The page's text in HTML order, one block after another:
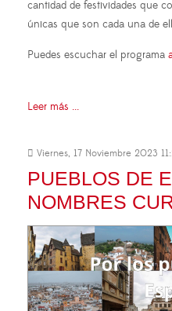
cantidad de festividades que
únicas que son cada una de
Puedes escuchar el programa
Leer más ...
Viernes, 17 Noviembre 2023
PUEBLOS DE
NOMBRES